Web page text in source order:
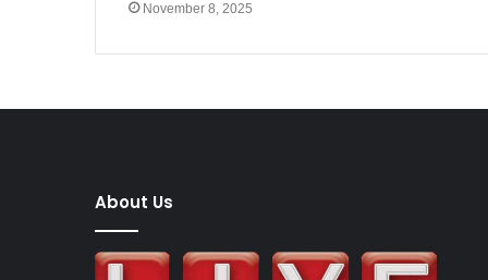
November 8, 2025
About Us